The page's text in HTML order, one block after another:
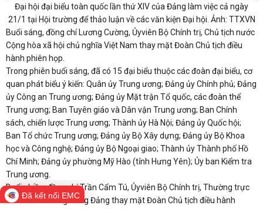
Đại hội đại biểu toàn quốc lần thứ XIV của Đảng làm việc cả ngày
21/1 tại Hội trường để thảo luận về các văn kiện Đại hội. Ảnh: TTXVN
Buổi sáng, đồng chí Lương Cường, Ủyviên Bộ Chính trị, Chủ tịch nước
Cộng hòa xã hội chủ nghĩa Việt Nam thay mặt Đoàn Chủ tịch điều
hành phiên họp.
Trong phiên buổi sáng, đã có 15 đại biểu thuộc các đoàn đại biểu, cơ
quan phát biểu ý kiến: Quân ủy Trung ương; Đảng ủy Chính phủ; Đảng
ủy Công an Trung ương; Đảng ủy Mặt trận Tổ quốc, các đoàn thể
Trung ương; Ban Tuyên giáo và Dân vận Trung ương; Ban Chính
sách, chiến lược Trung ương; Thành ủy Hà Nội; Đảng ủy Quốc hội;
Ban Tổ chức Trung ương; Đảng ủy Bộ Xây dựng; Đảng ủy Bộ Khoa
học và Công nghệ; Đảng ủy Bộ Ngoại giao; Thành ủy Thành phố Hồ
Chí Minh; Đảng ủy phường Mỹ Hào (tỉnh Hưng Yên); Ủy ban Kiểm tra
Trung ương.
Buổi chiều, đồng chí Trần Cẩm Tú, Ủyviên Bộ Chính trị, Thường trực
Ban Bí thư Trung ương Đảng thay mặt Đoàn Chủ tịch điều hành
Đã kết nối EMC